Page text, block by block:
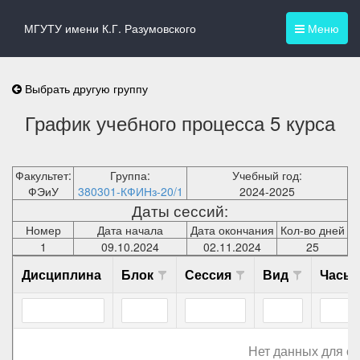
Меню
МГУТУ имени К.Г. Разумовского
Выбрать другую группу
График учебного процесса 5 курса
Факультет:
ФЭиУ
Группа:
380301-КФИНз-20/1
Учебный год:
2024-2025
Даты сессий:
Номер Дата начала Дата окончания Кол-во дней
1
09.10.2024 02.11.2024 25
Дисциплина Блок Сессия Вид Часы
Нет данных для